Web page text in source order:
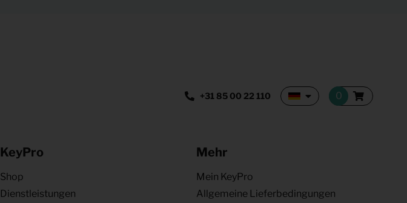
+31 85 00 22 110
KeyPro
Shop
Dienstleistungen
Mehr
Mein KeyPro
Allgemeine Lieferbedingungen